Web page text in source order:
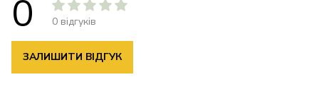
0 0 відгуків
ЗАЛИШИТИ ВІДГУК